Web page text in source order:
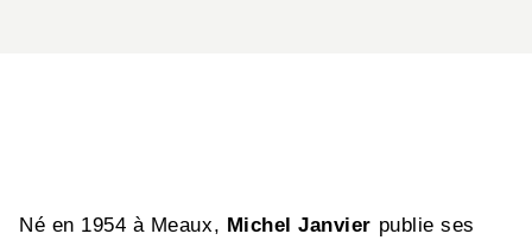
Né en 1954 à Meaux, Michel Janvier publie ses